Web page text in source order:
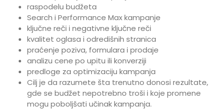
raspodelu budžeta
Search i Performance Max kampanje
ključne reči i negativne ključne reči
kvalitet oglasa i odredišnih stranica
praćenje poziva, formulara i prodaje
analizu cene po upitu ili konverziji
predloge za optimizaciju kampanja
Cilj je da razumete šta trenutno donosi rezultate,
gde se budžet nepotrebno troši i koje promene
mogu poboljšati učinak kampanja.